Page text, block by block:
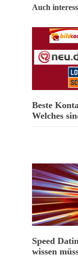
Auch
Beste
Welches
Speed
wissen